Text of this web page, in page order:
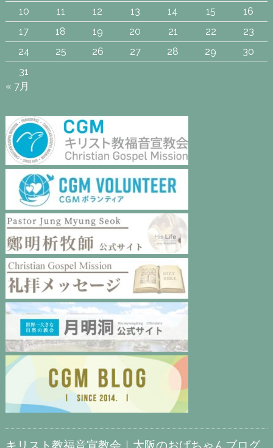
10
11 12 13 14 15
16
17
18 19 20 21 22
23
24
25 26 27 28 29
30
31
« 7月
キリスト教福音宣教会｜大阪のおばちゃんブログ